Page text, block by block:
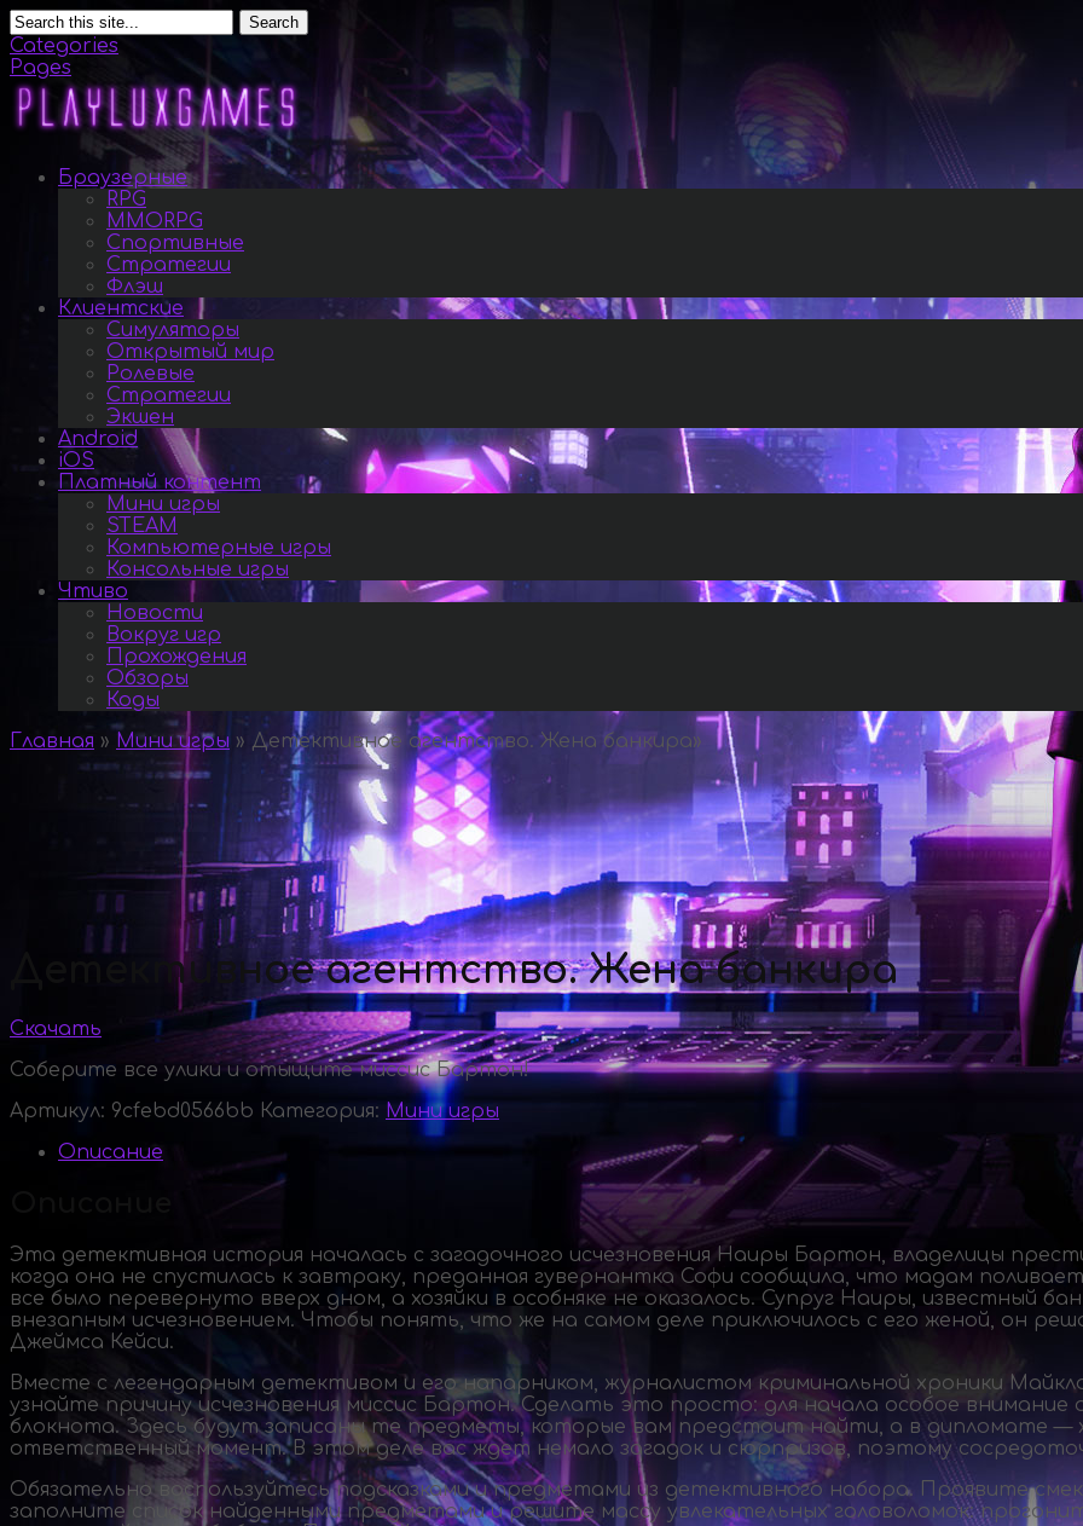
Search
Categories
Pages
Браузерные
RPG
MMORPG
Спортивные
Стратегии
Флэш
Клиентские
Симуляторы
Открытый мир
Ролевые
Стратегии
Экшен
Android
iOS
Платный контент
Мини игры
STEAM
Компьютерные игры
Консольные игры
Чтиво
Новости
Вокруг игр
Прохождения
Обзоры
Коды
Главная » Мини игры » Детективное агентство. Жена банкира»
Детективное агентство. Жена банкира
Скачать
Соберите все улики и отыщите миссис Бартон!
Артикул: 9cfebd0566bb Категория: Мини игры
Описание
Эта детективная история началась с загадочного исчезновения Наиры Бартон, владелицы
когда она не спустилась к завтраку, преданная гувернантка Софи сообщила, что мадам
все было перевернуто вверх дном, а хозяйки в особняке не оказалось. Супруг Наиры, известный
внезапным исчезновением. Чтобы понять, что же на самом деле приключилось с его женой, он
Джеймса Кейси.
Вместе с легендарным детективом и его напарником, журналистом криминальной хроники
узнайте причину исчезновения миссис Бартон. Сделать это просто: для начала особое
блокнота. Здесь будут записаны те предметы, которые вам предстоит найти, а в дипломате —
ответственный момент. В этом деле вас ждет немало загадок и сюрпризов, поэтому
Обязательно воспользуйтесь подсказками и предметами из детективного набора. Проявите
заполните список найденными предметами и решите массу увлекательных головоломок: